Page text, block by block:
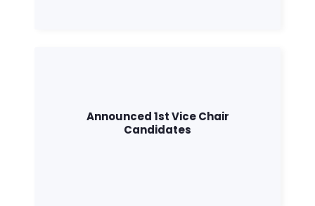
Announced 1st Vice Chair
Candidates